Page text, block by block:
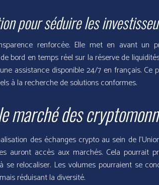
pour séduire les
renforcée. Elle met en avant un
bord en temps réel sur la réserve de
assistance disponible 24/7 en français. Ce
à la recherche de solutions conformes.
marché des
des échanges crypto au sein de
auront accès aux marchés. Cela pourrait
relocaliser. Les volumes pourraient se
réduisant la diversité.